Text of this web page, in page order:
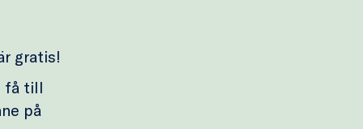
gratis!
få till
på